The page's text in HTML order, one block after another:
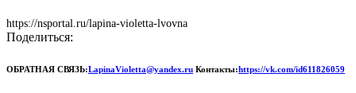
https://nsportal.ru/lapina-violetta-lvovna
Поделиться:
ОБРАТНАЯ СВЯЗЬ:LapinaVioletta@yandex.ru Контакты:https://vk.com/id611826059